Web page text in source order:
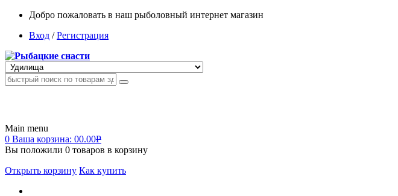
Добро пожаловать в наш рыболовный интернет магазин
Вход /Регистрация
Main menu
0 Ваша корзина: 00.00Р
Вы положили 0 товаров в корзину
Открыть корзину Как купить